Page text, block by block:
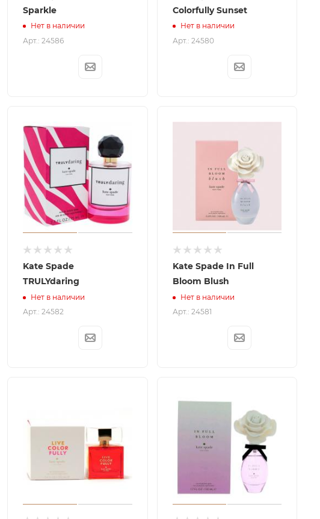
Sparkle
Нет в наличии
Арт.: 24586
Colorfully Sunset
Нет в наличии
Арт.: 24580
Kate Spade
TRULYdaring
Нет в наличии
Арт.: 24582
Kate Spade In Full
Bloom Blush
Нет в наличии
Арт.: 24581